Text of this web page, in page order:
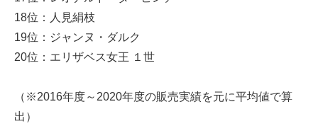
18位：人見絹枝
19位：ジャンヌ・ダルク
20位：エリザベス女王 １世
（※2016年度～2020年度の販売実績を元に平均値で算
出）